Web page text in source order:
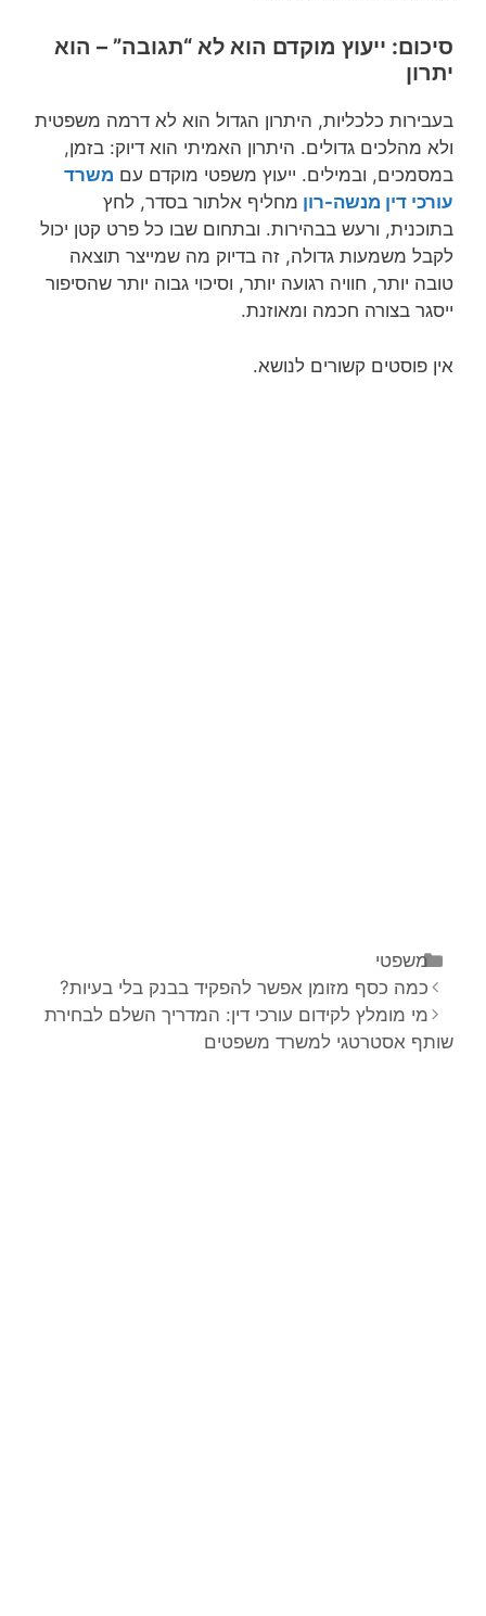
סיכום: ייעוץ מוקדם הוא לא “תגובה” – הוא
יתרון
בעבירות כלכליות, היתרון הגדול הוא לא דרמה משפטית
ולא מהלכים גדולים. היתרון האמיתי הוא דיוק: בזמן,
במסמכים, ובמילים. ייעוץ משפטי מוקדם עם משרד
עורכי דין מנשה-רון מחליף אלתור בסדר, לחץ
בתוכנית, ורעש בבהירות. ובתחום שבו כל פרט קטן יכול
לקבל משמעות גדולה, זה בדיוק מה שמייצר תוצאה
טובה יותר, חוויה רגועה יותר, וסיכוי גבוה יותר שהסיפור
ייסגר בצורה חכמה ומאוזנת.
אין פוסטים קשורים לנושא.
משפטי
כמה כסף מזומן אפשר להפקיד בבנק בלי בעיות?
מי מומלץ לקידום עורכי דין: המדריך השלם לבחירת
שותף אסטרטגי למשרד משפטים